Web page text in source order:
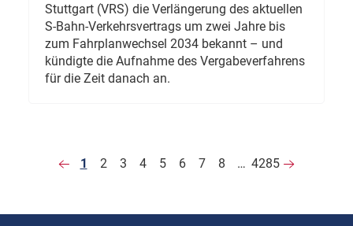
Stuttgart (VRS) die Verlängerung des aktuellen
S-Bahn-Verkehrsvertrags um zwei Jahre bis
zum Fahrplanwechsel 2034 bekannt – und
kündigte die Aufnahme des Vergabeverfahrens
für die Zeit danach an.
1 2 3 4 5 6 7 8 … 4285